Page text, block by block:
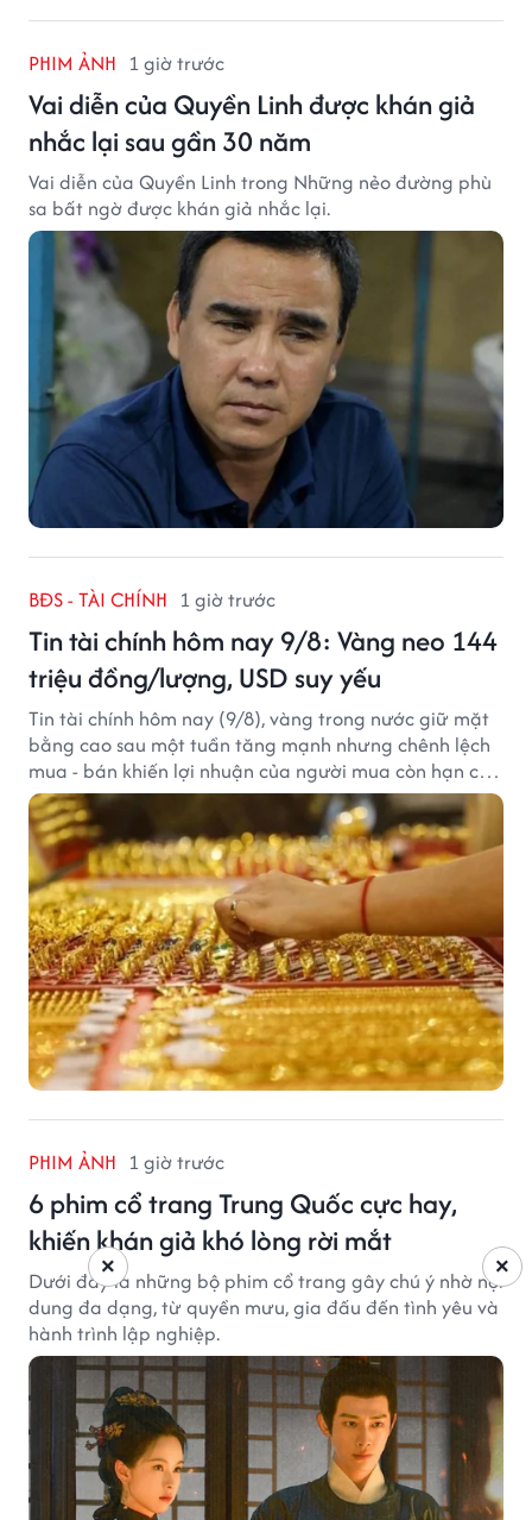
PHIM ẢNH 1 giờ trước
Vai diễn của Quyền Linh được khán giả
nhắc lại sau gần 30 năm
Vai diễn của Quyền Linh trong Những nẻo đường phù
sa bất ngờ được khán giả nhắc lại.
BĐS - TÀI CHÍNH 1 giờ trước
Tin tài chính hôm nay 9/8: Vàng neo 144
triệu đồng/lượng, USD suy yếu
Tin tài chính hôm nay (9/8), vàng trong nước giữ mặt
bằng cao sau một tuần tăng mạnh nhưng chênh lệch
mua - bán khiến lợi nhuận của người mua còn hạn chế,
trong khi USD chịu sức ép sau dữ liệu việc làm Mỹ gây
thất vọng.
PHIM ẢNH 1 giờ trước
6 phim cổ trang Trung Quốc cực hay,
khiến khán giả khó lòng rời mắt
Dưới đây là những bộ phim cổ trang gây chú ý nhờ nội
dung đa dạng, từ quyền mưu, gia đấu đến tình yêu và
hành trình lập nghiệp.
×
×